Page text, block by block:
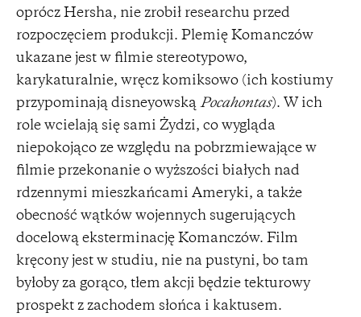
oprócz Hersha, nie zrobił researchu przed
rozpoczęciem produkcji. Plemię Komanczów
ukazane jest w filmie stereotypowo,
karykaturalnie, wręcz komiksowo (ich kostiumy
przypominają disneyowską Pocahontas). W ich
role wcielają się sami Żydzi, co wygląda
niepokojąco ze względu na pobrzmiewające w
filmie przekonanie o wyższości białych nad
rdzennymi mieszkańcami Ameryki, a także
obecność wątków wojennych sugerujących
docelową eksterminację Komanczów. Film
kręcony jest w studiu, nie na pustyni, bo tam
byłoby za gorąco, tłem akcji będzie tekturowy
prospekt z zachodem słońca i kaktusem.